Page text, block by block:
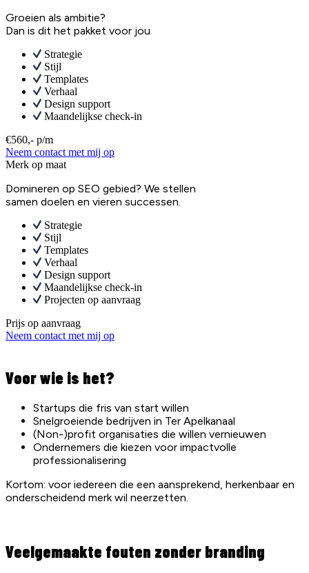
Groeien als ambitie?
Dan is dit het pakket voor jou
Strategie
Stijl
Templates
Verhaal
Design support
Maandelijkse check-in
€560,- p/m
Neem contact met mij op
Merk op maat
Domineren op SEO gebied? We stellen
samen doelen en vieren successen.
Strategie
Stijl
Templates
Verhaal
Design support
Maandelijkse check-in
Projecten op aanvraag
Prijs op aanvraag
Neem contact met mij op
Voor wie is het?
Startups die fris van start willen
Snelgroeiende bedrijven in Ter Apelkanaal
(Non-)profit organisaties die willen vernieuwen
Ondernemers die kiezen voor impactvolle
professionalisering
Kortom: voor iedereen die een aansprekend, herkenbaar en
onderscheidend merk wil neerzetten.
Veelgemaakte fouten zonder branding